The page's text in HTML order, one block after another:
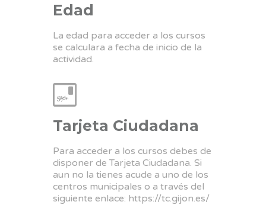
Edad
La edad para acceder a los cursos
se calculara a fecha de inicio de la
actividad.
Tarjeta Ciudadana
Para acceder a los cursos debes de
disponer de Tarjeta Ciudadana. Si
aun no la tienes acude a uno de los
centros municipales o a través del
siguiente enlace: https://tc.gijon.es/